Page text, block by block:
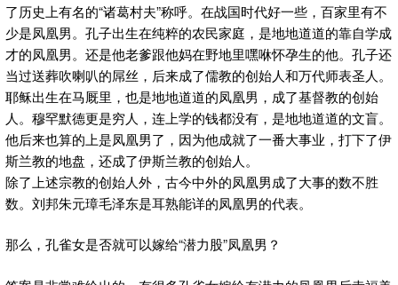
了历史上有名的“诸葛村夫”称呼。在战国时代好一些，百家里有不
少是凤凰男。孔子出生在纯粹的农民家庭，是地地道道的靠自学成
才的凤凰男。还是他老爹跟他妈在野地里嘿咻怀孕生的他。孔子还
当过送葬吹喇叭的屌丝，后来成了儒教的创始人和万代师表圣人。
耶稣出生在马厩里，也是地地道道的凤凰男，成了基督教的创始
人。穆罕默德更是穷人，连上学的钱都没有，是地地道道的文盲。
他后来也算的上是凤凰男了，因为他成就了一番大事业，打下了伊
斯兰教的地盘，还成了伊斯兰教的创始人。
除了上述宗教的创始人外，古今中外的凤凰男成了大事的数不胜
数。刘邦朱元璋毛泽东是耳熟能详的凤凰男的代表。
那么，孔雀女是否就可以嫁给“潜力股”凤凰男？